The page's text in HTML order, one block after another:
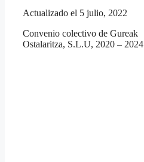
Actualizado el 5 julio, 2022
Convenio colectivo de Gureak
Ostalaritza, S.L.U, 2020 – 2024